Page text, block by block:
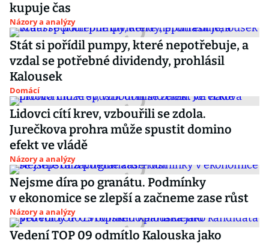
kupuje čas
Názory a analýzy
Stát si pořídil pumpy, které nepotřebuje, a
vzdal se potřebné dividendy, prohlásil
Kalousek
Domácí
Lidovci cítí krev, vzbouřili se zdola.
Jurečkova prohra může spustit domino
efekt ve vládě
Názory a analýzy
Nejsme díra po granátu. Podmínky
v ekonomice se zlepší a začneme zase růst
Názory a analýzy
Vedení TOP 09 odmítlo Kalouska jako